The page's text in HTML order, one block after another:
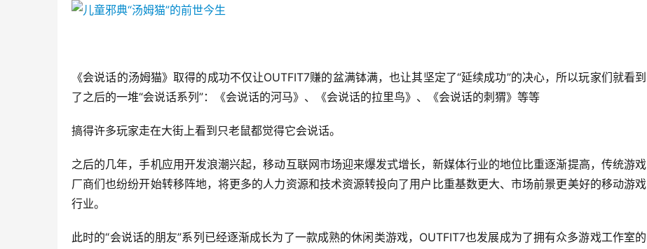
《会说话的汤姆猫》取得的成功不仅让OUTFIT7赚的盆满钵满，也让其坚定了“延续成功”的决心，所以玩家们就看到
了之后的一堆“会说话系列”：《会说话的河马》、《会说话的拉里鸟》、《会说话的刺猬》等等
搞得许多玩家走在大街上看到只老鼠都觉得它会说话。
之后的几年，手机应用开发浪潮兴起，移动互联网市场迎来爆发式增长，新媒体行业的地位比重逐渐提高，传统游戏
厂商们也纷纷开始转移阵地，将更多的人力资源和技术资源转投向了用户比重基数更大、市场前景更美好的移动游戏
行业。
此时的“会说话的朋友”系列已经逐渐成长为了一款成熟的休闲类游戏，OUTFIT7也发展成为了拥有众多游戏工作室的